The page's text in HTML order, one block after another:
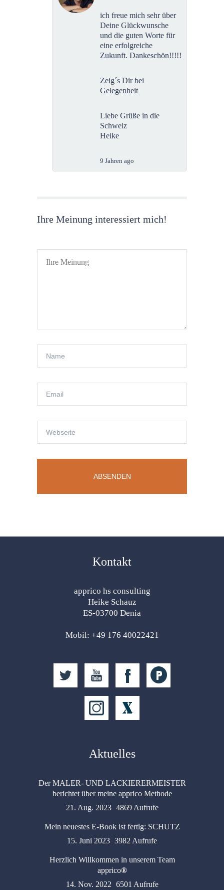
ich freue mich sehr über
Deine Glückwunsche
und die guten Worte für
eine erfolgreiche
Zukunft. Dankeschön!!!!!
Zeig´s Dir bei
Gelegenheit
Liebe Grüße in die
Schweiz
Heike
9 Jahren ago
Ihre Meinung interessiert mich!
Kontakt
apprico hs consulting
Heike Schauz
ES-03700 Denia
Mobil: +49 176 40022421
Aktuelles
Der MALER- UND LACKIERERMEISTER
berichtet über meine apprico Methode
21. Aug. 2023 4869 Aufrufe
Mein neuestes E-Book ist fertig: SCHUTZ
15. Juni 2023 3982 Aufrufe
Herzlich Willkommen in unserem Team
apprico®
14. Nov. 2022 6501 Aufrufe